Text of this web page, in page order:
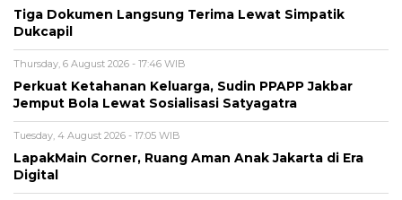
Tiga Dokumen Langsung Terima Lewat Simpatik
Dukcapil
Thursday, 6 August 2026 - 17:46 WIB
Perkuat Ketahanan Keluarga, Sudin PPAPP Jakbar
Jemput Bola Lewat Sosialisasi Satyagatra
Tuesday, 4 August 2026 - 17:05 WIB
LapakMain Corner, Ruang Aman Anak Jakarta di Era
Digital